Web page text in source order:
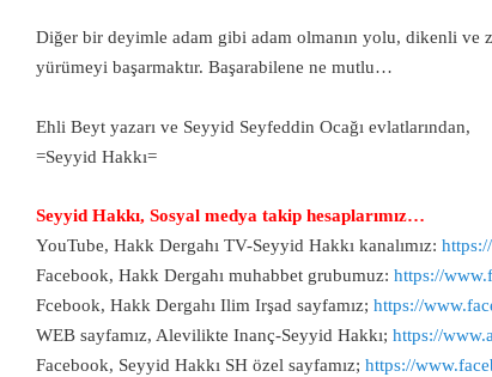
yerleri.
görüldüm?
Ikrar verilmeden, Alevi olunmaz...
Diğer bir deyimle adam gibi adam olmanın yolu, dikenli
yürümeyi başarmaktır. Başarabilene ne mutlu…
Ehli Beyt yazarı ve Seyyid Seyfeddin Ocağı evlatlarından,
=Seyyid Hakkı=
Seyyid Hakkı, Sosyal medya takip hesaplarımız…
YouTube, Hakk Dergahı TV-Seyyid Hakkı kanalımız:
Facebook, Hakk Dergahı muhabbet grubumuz: https://
Fcebook, Hakk Dergahı Ilim Irşad sayfamız; https://
WEB sayfamız, Alevilikte Inanç-Seyyid Hakkı; https://
Facebook, Seyyid Hakkı SH özel sayfamız; https://